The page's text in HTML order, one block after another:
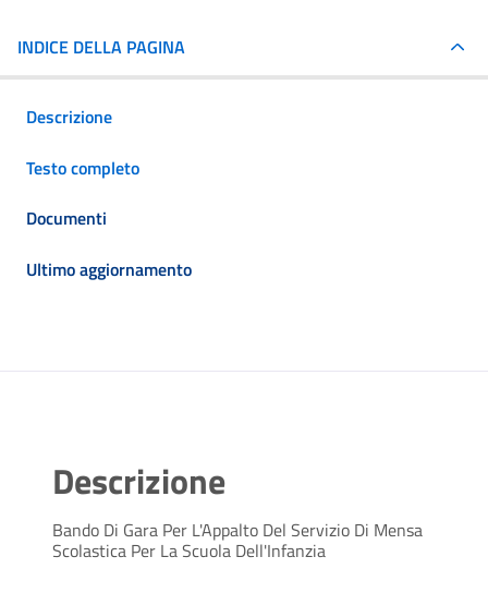
INDICE DELLA PAGINA
Descrizione
Testo completo
Documenti
Ultimo aggiornamento
Descrizione
Bando Di Gara Per L'Appalto Del Servizio Di Mensa
Scolastica Per La Scuola Dell'Infanzia